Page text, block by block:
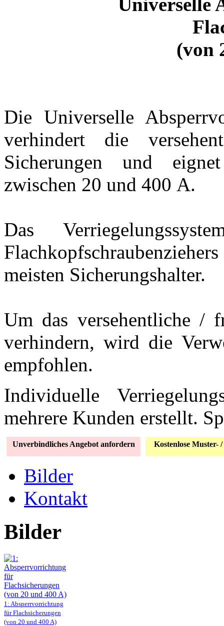
(von
Die Universelle
verhindert die
Sicherungen und
zwischen 20 und 400 A.
Das
meisten Sicherungshalter.
Um das versehentliche /
verhindern, wird die
empfohlen.
Individuelle
mehrere Kunden erstellt.
Unverbindliches Angebot anfordern Kostenlose Muster-
Bilder
Kontakt
Bilder
1: Absperrvorrichtung
für Flachsicherungen
(von 20 und 400 A)